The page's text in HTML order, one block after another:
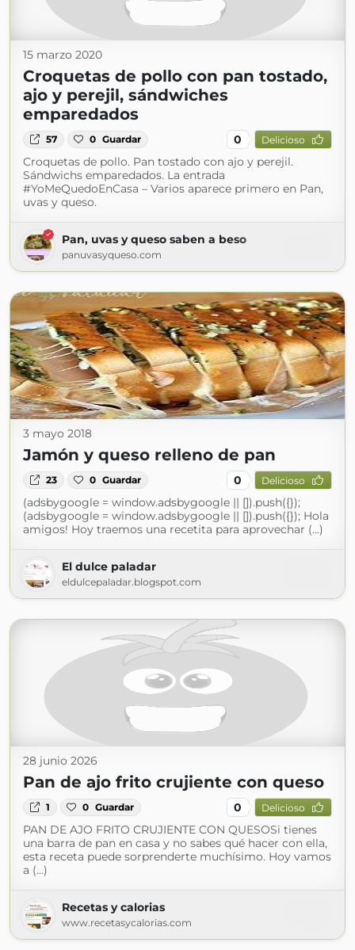
15 marzo 2020
Croquetas de pollo con pan tostado,
ajo y perejil, sándwiches
emparedados
57 0 Guardar 0 Delicioso
Croquetas de pollo. Pan tostado con ajo y perejil.
Sándwichs emparedados. La entrada
#YoMeQuedoEnCasa – Varios aparece primero en Pan,
uvas y queso.
Pan, uvas y queso saben a beso
panuvasyqueso.com
3 mayo 2018
Jamón y queso relleno de pan
23 0 Guardar 0 Delicioso
(adsbygoogle = window.adsbygoogle || []).push({});
(adsbygoogle = window.adsbygoogle || []).push({}); Hola
amigos! Hoy traemos una recetita para aprovechar (...)
El dulce paladar
eldulcepaladar.blogspot.com
28 junio 2026
Pan de ajo frito crujiente con queso
1 0 Guardar 0 Delicioso
PAN DE AJO FRITO CRUJIENTE CON QUESOSi tienes
una barra de pan en casa y no sabes qué hacer con ella,
esta receta puede sorprenderte muchísimo. Hoy vamos
a (...)
Recetas y calorias
www.recetasycalorias.com